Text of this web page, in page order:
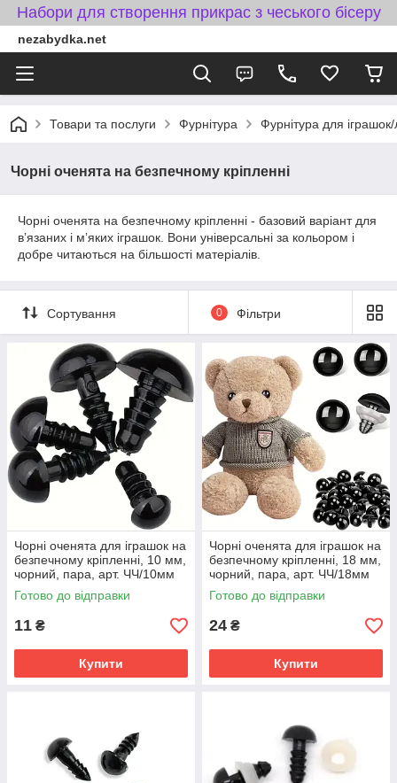
Набори для створення прикрас з чеського бісеру
nezabydka.net
Товари та послуги Фурнітура Фурнітура для
Чорні оченята на безпечному кріпленні
Чорні оченята на безпечному кріпленні - базовий варіант для
вʼязаних і мʼяких іграшок. Вони універсальні за кольором і
добре читаються на більшості матеріалів.
Сортування 0 Фільтри
Чорні оченята для іграшок на
безпечному кріпленні, 10 мм,
чорний, пара, арт. ЧЧ/10мм
Готово до відправки
11 ₴
Купити
Чорні оченята для іграшок на
безпечному кріпленні, 18 мм,
чорний, пара, арт. ЧЧ/18мм
Готово до відправки
24 ₴
Купити